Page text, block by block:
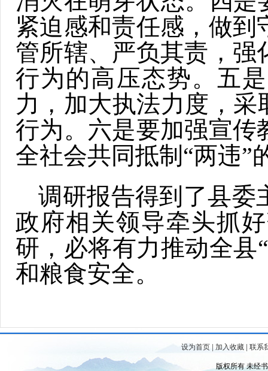
紧迫感和责任感，做
管所辖、严负其责，强
行为的高压态势。五
力，加大执法力度，采
行为。六是要加强宣传
全社会共同抵制“两违”
调研报告得到了县委
政府相关领导牵头抓
研，必将有力推动全县
和粮食安全。
设为首页 加入收藏 联系
版权所有 未经